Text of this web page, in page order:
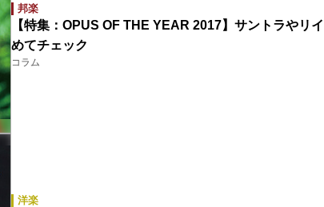
邦楽
【特集：OPUS OF THE YEAR 2017】サントラやリ
めてチェック
コラム
洋楽